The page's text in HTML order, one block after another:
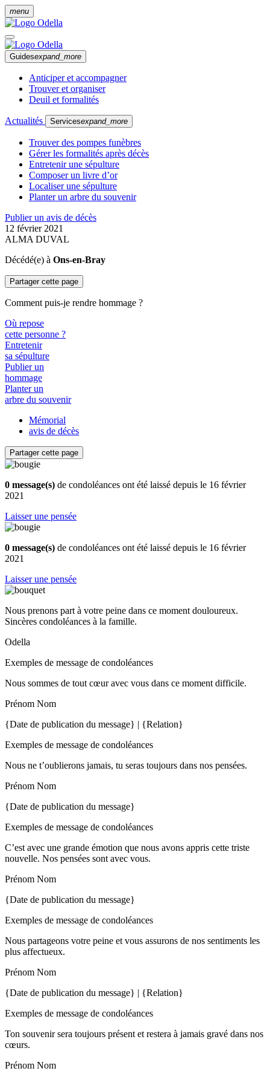
menu
Guidesexpand_more
Anticiper et accompagner
Trouver et organiser
Deuil et formalités
Actualités Servicesexpand_more
Trouver des pompes funèbres
Gérer les formalités après décès
Entretenir une sépulture
Composer un livre d’or
Localiser une sépulture
Planter un arbre du souvenir
Publier un avis de décès
12 février 2021
ALMA DUVAL
Décédé(e) à Ons-en-Bray
Partager cette page
Comment puis-je rendre hommage ?
Où repose
cette personne ?
Entretenir
sa sépulture
Publier un
hommage
Planter un
arbre du souvenir
Mémorial
avis de décès
Partager cette page
0 message(s) de condoléances ont été laissé depuis le 16 février
2021
Laisser une pensée
0 message(s) de condoléances ont été laissé depuis le 16 février
2021
Laisser une pensée
Nous prenons part à votre peine dans ce moment douloureux.
Sincères condoléances à la famille.
Odella
Exemples de message de condoléances
Nous sommes de tout cœur avec vous dans ce moment difficile.
Prénom Nom
{Date de publication du message} | {Relation}
Exemples de message de condoléances
Nous ne t’oublierons jamais, tu seras toujours dans nos pensées.
Prénom Nom
{Date de publication du message}
Exemples de message de condoléances
C’est avec une grande émotion que nous avons appris cette triste
nouvelle. Nos pensées sont avec vous.
Prénom Nom
{Date de publication du message}
Exemples de message de condoléances
Nous partageons votre peine et vous assurons de nos sentiments les
plus affectueux.
Prénom Nom
{Date de publication du message} | {Relation}
Exemples de message de condoléances
Ton souvenir sera toujours présent et restera à jamais gravé dans nos
cœurs.
Prénom Nom